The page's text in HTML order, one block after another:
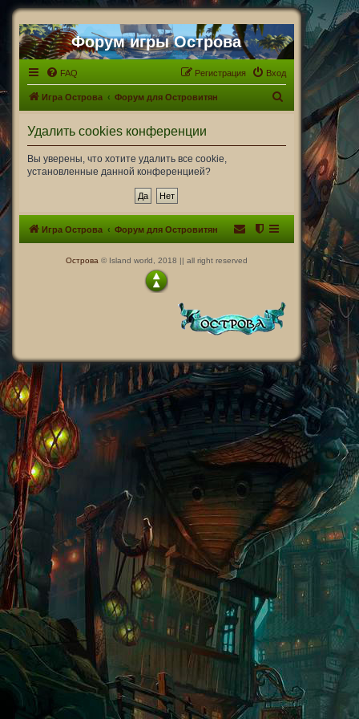
Форум игры Острова
FAQ Вход
Регистрация
Игра Острова Форум для Островитян
Удалить cookies конференции
Вы уверены, что хотите удалить все cookie,
установленные данной конференцией?
Игра Острова Форум для Островитян
Острова © Island world, 2018 || all right reserved